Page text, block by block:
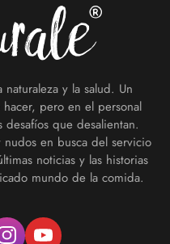
y la salud. Un
pero en el personal
que desalientan.
en busca del servicio
noticias y las historias
mundo de la comida.